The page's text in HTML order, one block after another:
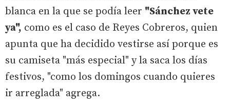
blanca en la que se podía leer "Sánchez vete
ya", como es el caso de Reyes Cobreros, quien
apunta que ha decidido vestirse así porque es
su camiseta "más especial" y la saca los días
festivos, "como los domingos cuando quieres
ir arreglada" agrega.